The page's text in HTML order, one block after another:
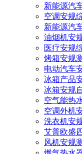
新能源汽
空调安规
新能源汽
油烟机安
医疗安规
烤箱安规
电动汽车
冰箱产品
冰箱安规
空气能热
空调外机
洗衣机安
艾普欧盛
风机安规